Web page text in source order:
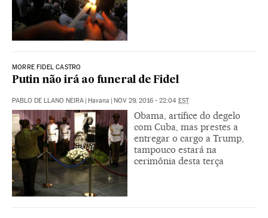
MORRE FIDEL CASTRO
Putin não irá ao funeral de Fidel
PABLO DE LLANO NEIRA | Havana | NOV 29, 2016 - 22:04 EST
Obama, artífice do degelo
com Cuba, mas prestes a
entregar o cargo a Trump,
tampouco estará na
cerimônia desta terça